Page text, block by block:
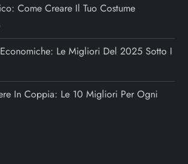
Come Creare Il Tuo Costume
Le Migliori Del 2025 Sotto I
In Coppia: Le 10 Migliori Per Ogni